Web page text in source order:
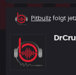
Neuer
Pitbullz folgt